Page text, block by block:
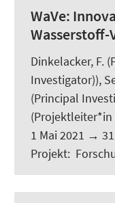
WaVe:
Dinkelacker, F.
Investigator)),
(Principal
(Projektleiter*in
1 Mai 2021 →
Projekt: